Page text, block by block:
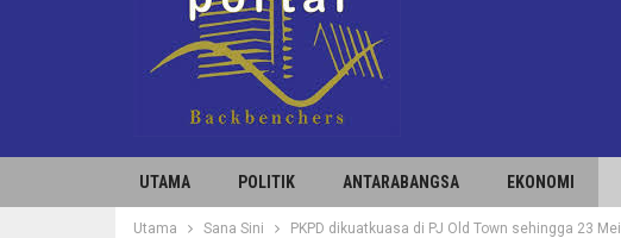
UTAMA POLITIK ANTARABANGSA EKONOMI
Utama Sana Sini PKPD dikuatkuasa di PJ Old Town sehingga 23 Mei